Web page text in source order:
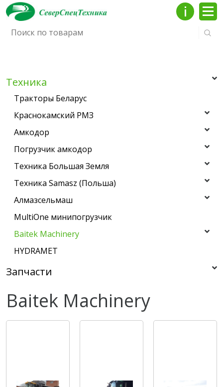
Инфо
Техника
Тракторы Беларус
Краснокамский РМЗ
Амкодор
Погрузчик амкодор
Техника Большая Земля
Техника Samasz (Польша)
Алмазсельмаш
MultiOne минипогрузчик
Baitek Machinery
HYDRAMET
Запчасти
Baitek Machinery